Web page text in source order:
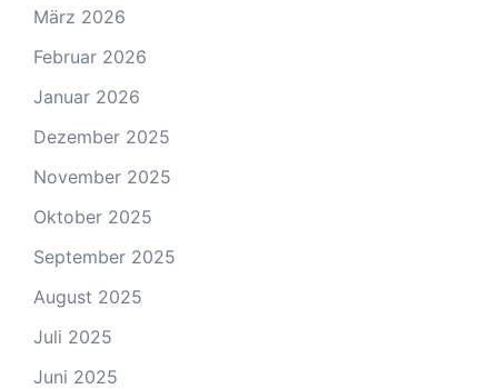
März 2026
Februar 2026
Januar 2026
Dezember 2025
November 2025
Oktober 2025
September 2025
August 2025
Juli 2025
Juni 2025